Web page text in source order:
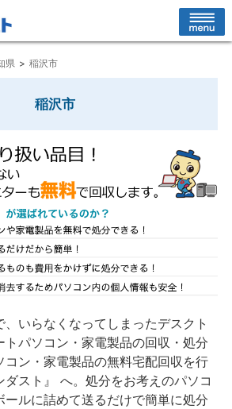
県 稲沢市
稲沢市
いらなくなってしまったデスクト
トパソコン・家電製品の回収・処分
コン・家電製品の無料宅配回収を行
ダスト』 へ。処分をお考えのパソコ
ールに詰めて送るだけで簡単に処分